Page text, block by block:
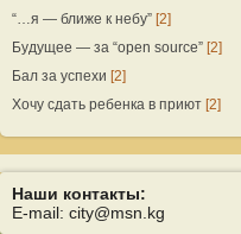
“…я — ближе к небу” [2]
Будущее — за “open source” [2]
Бал за успехи [2]
Хочу сдать ребенка в приют [2]
Наши контакты:
E-mail: city@msn.kg